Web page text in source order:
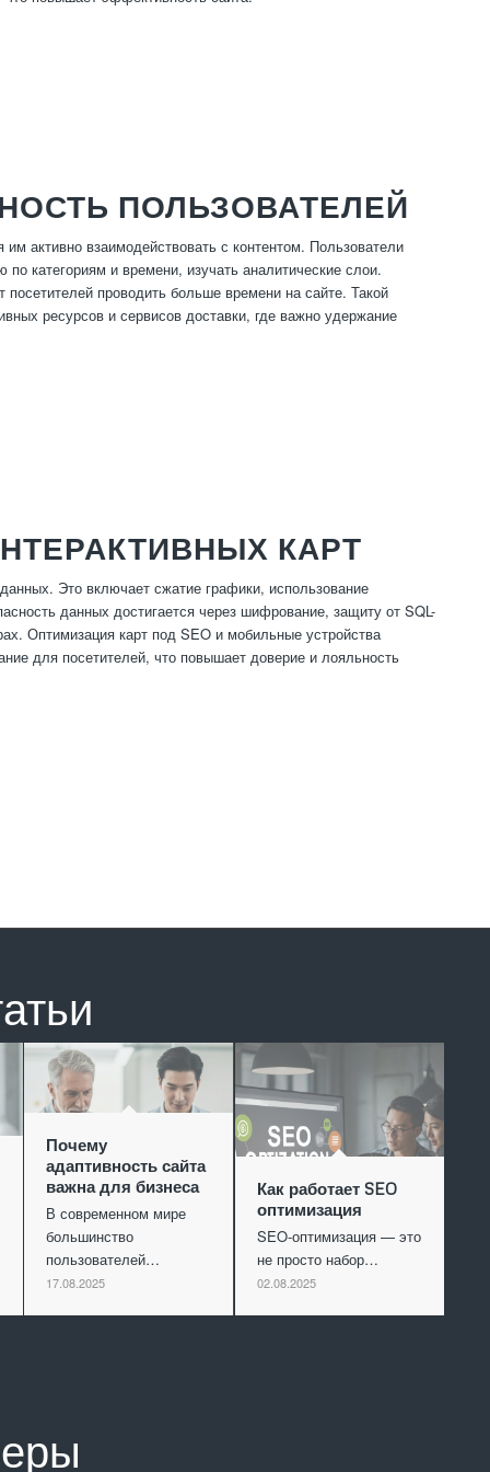
ПОЛЬЗОВАТЕЛЕЙ
активно взаимодействовать с контентом. Пользователи
категориям и времени, изучать аналитические слои.
проводить больше времени на сайте. Такой
ресурсов и сервисов доставки, где важно удержание
КАРТ
Это включает сжатие графики, использование
данных достигается через шифрование, защиту от SQL-
Оптимизация карт под SEO и мобильные устройства
для посетителей, что повышает доверие и лояльность
Почему
адаптивность сайта
важна для бизнеса
В современном мире
большинство
пользователей…
17.08.2025
Как работает SEO
оптимизация
SEO-оптимизация — это
не просто набор…
02.08.2025